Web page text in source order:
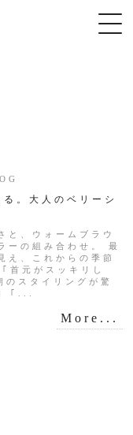
。大人のベリーシ
と、ウォームブラウ
ーの組み合わせ。 最
え、これからの季節
首元がスッキリし
スタイリングが驚
｣ ｢...
More...